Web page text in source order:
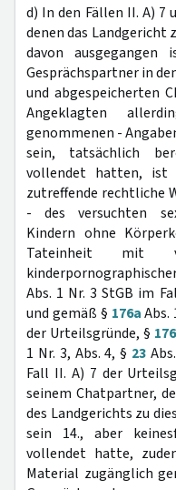
d) In den Fällen II. A) 7
denen das Landgericht
davon ausgegangen
Gesprächspartner in
und abgespeicherten
Angeklagten
genommenen -
sein, tatsächlich
vollendet hatten, ist
zutreffende rechtliche
- des versuchten
Kindern ohne
Tateinheit mit
Abs. 1 Nr. 3 StGB im
und gemäß § 176aAbs.
der Urteilsgründe, §
1 Nr. 3, Abs. 4, § 23
Fall II. A) 7 der
seinem Chatpartner,
des Landgerichts zu
sein 14., aber
vollendet hatte,
Material zugänglich